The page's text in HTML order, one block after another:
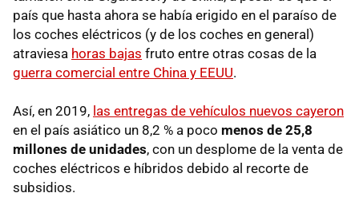
país que hasta ahora se había erigido en el paraíso de
los coches eléctricos (y de los coches en general)
atraviesa horas bajas fruto entre otras cosas de la
guerra comercial entre China y EEUU.
Así, en 2019, las entregas de vehículos nuevos cayeron
en el país asiático un 8,2 % a poco menos de 25,8
millones de unidades, con un desplome de la venta de
coches eléctricos e híbridos debido al recorte de
subsidios.